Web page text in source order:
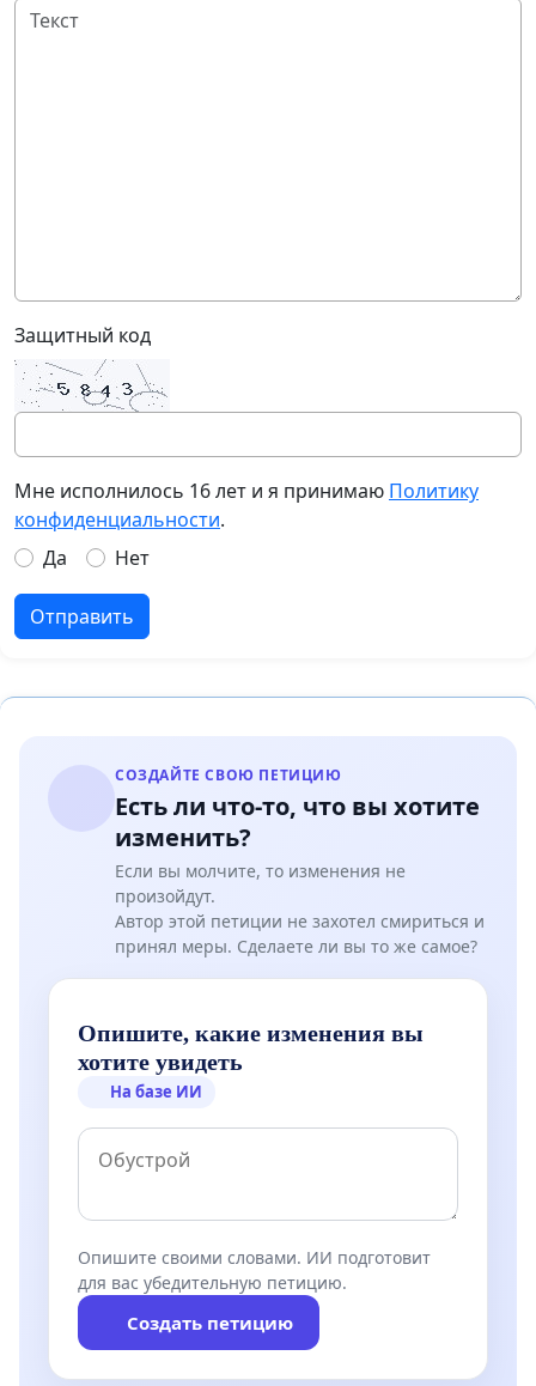
Защитный код
Мне исполнилось 16 лет и я принимаю Политику
конфиденциальности.
Да
Нет
Отправить
СОЗДАЙТЕ СВОЮ ПЕТИЦИЮ
Есть ли что-то, что вы хотите
изменить?
Если вы молчите, то изменения не
произойдут.
Автор этой петиции не захотел смириться и
принял меры. Сделаете ли вы то же самое?
Опишите, какие изменения вы
хотите увидеть
На базе ИИ
Опишите своими словами. ИИ подготовит
для вас убедительную петицию.
Создать петицию